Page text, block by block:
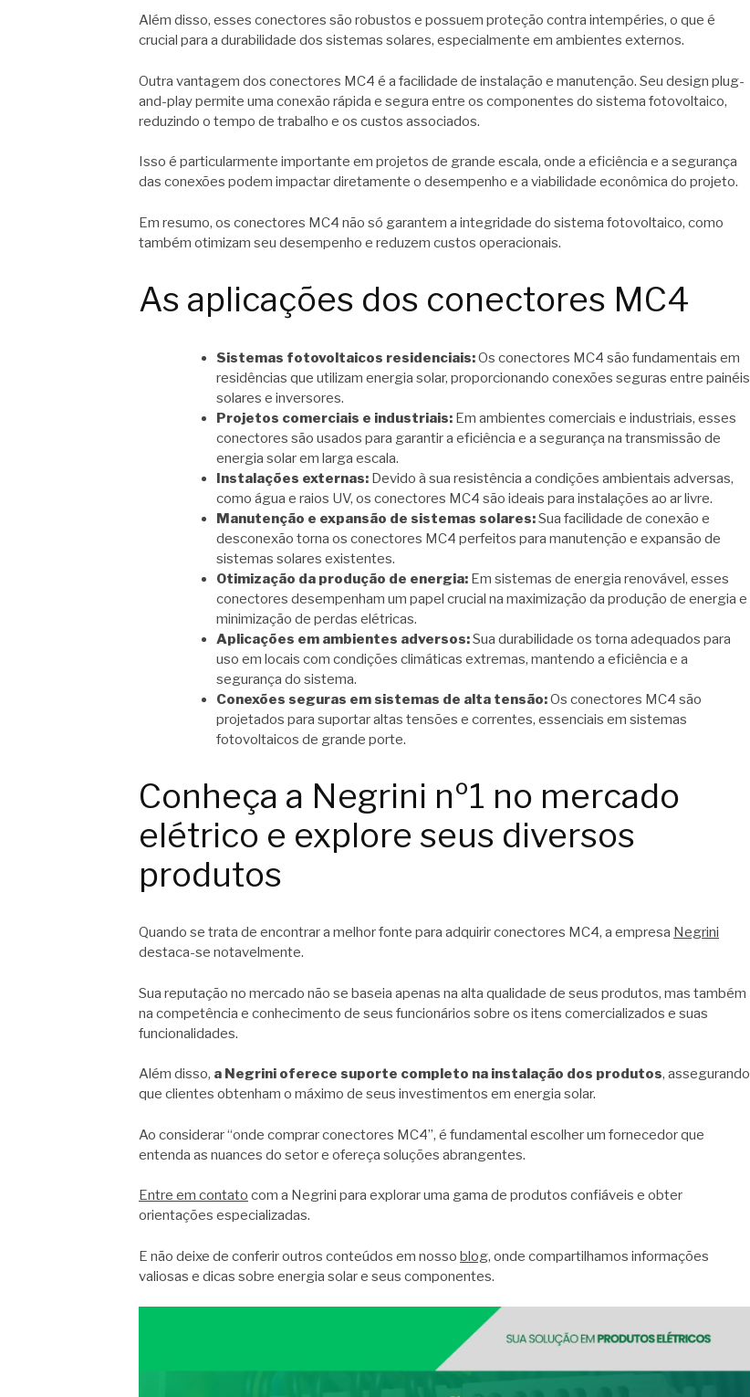
Além disso, esses conectores são robustos e possuem proteção contra intempéries, o que é
crucial para a durabilidade dos sistemas solares, especialmente em ambientes externos.
Outra vantagem dos conectores MC4 é a facilidade de instalação e manutenção. Seu design plug-
and-play permite uma conexão rápida e segura entre os componentes do sistema fotovoltaico,
reduzindo o tempo de trabalho e os custos associados.
Isso é particularmente importante em projetos de grande escala, onde a eficiência e a segurança
das conexões podem impactar diretamente o desempenho e a viabilidade econômica do projeto.
Em resumo, os conectores MC4 não só garantem a integridade do sistema fotovoltaico, como
também otimizam seu desempenho e reduzem custos operacionais.
As aplicações dos conectores MC4
Sistemas fotovoltaicos residenciais:Os conectores MC4 são fundamentais em
residências que utilizam energia solar, proporcionando conexões seguras entre painéis
solares e inversores.
Projetos comerciais e industriais: Em ambientes comerciais e industriais, esses
conectores são usados para garantir a eficiência e a segurança na transmissão de
energia solar em larga escala.
Instalações externas: Devido à sua resistência a condições ambientais adversas,
como água e raios UV, os conectores MC4 são ideais para instalações ao ar livre.
Manutenção e expansão de sistemas solares:Sua facilidade de conexão e
desconexão torna os conectores MC4 perfeitos para manutenção e expansão de
sistemas solares existentes.
Otimização da produção de energia: Em sistemas de energia renovável, esses
conectores desempenham um papel crucial na maximização da produção de energia e
minimização de perdas elétricas.
Aplicações em ambientes adversos:Sua durabilidade os torna adequados para
uso em locais com condições climáticas extremas, mantendo a eficiência e a
segurança do sistema.
Conexões seguras em sistemas de alta tensão:Os conectores MC4 são
projetados para suportar altas tensões e correntes, essenciais em sistemas
fotovoltaicos de grande porte.
Conheça a Negrini nº1 no mercado
elétrico e explore seus diversos
produtos
Quando se trata de encontrar a melhor fonte para adquirir conectores MC4, a empresa Negrini
destaca-se notavelmente.
Sua reputação no mercado não se baseia apenas na alta qualidade de seus produtos, mas também
na competência e conhecimento de seus funcionários sobre os itens comercializados e suas
funcionalidades.
Além disso, a Negrini oferece suporte completo na instalação dos produtos, assegurando
que clientes obtenham o máximo de seus investimentos em energia solar.
Ao considerar “onde comprar conectores MC4”, é fundamental escolher um fornecedor que
entenda as nuances do setor e ofereça soluções abrangentes.
Entre em contato com a Negrini para explorar uma gama de produtos confiáveis e obter
orientações especializadas.
E não deixe de conferir outros conteúdos em nosso blog, onde compartilhamos informações
valiosas e dicas sobre energia solar e seus componentes.